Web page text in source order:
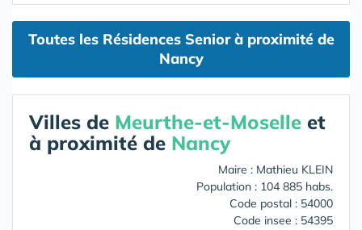
Toutes les Résidences Senior à proximité de
Nancy
Villes de Meurthe-et-Moselle et
à proximité de Nancy
Maire : Mathieu KLEIN
Population : 104 885 habs.
Code postal : 54000
Code insee : 54395